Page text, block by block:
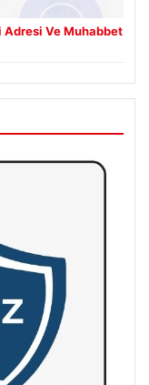
Ve Muhabbet